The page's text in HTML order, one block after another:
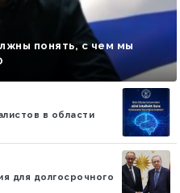
понять, с чем мы
в области
для долгосрочного